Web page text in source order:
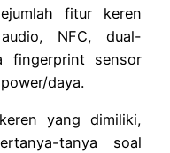
fitur keren
NFC, dual-
fingerprint sensor
daya.
yang dimiliki,
tanya soal